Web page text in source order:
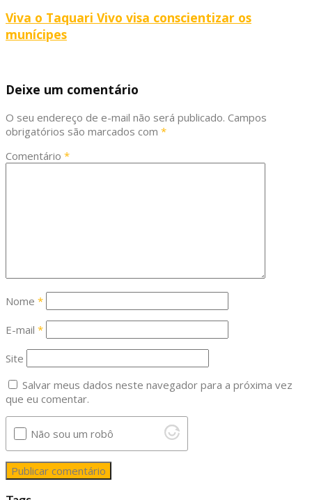
Viva o Taquari Vivo visa conscientizar os
munícipes
Deixe um comentário
O seu endereço de e-mail não será publicado. Campos
obrigatórios são marcados com *
Comentário *
Nome *
E-mail *
Site
Salvar meus dados neste navegador para a próxima vez
que eu comentar.
Não sou um robô